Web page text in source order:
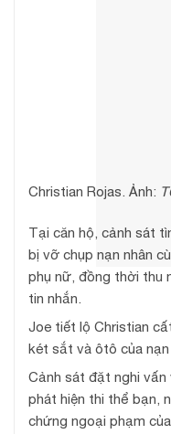
Christian Rojas. Ảnh:
Tại căn hộ, cảnh sát
bị vỡ chụp nạn nhân
phụ nữ, đồng thời thu
tin nhắn.
Joe tiết lộ Christian
két sắt và ôtô của nạn
Cảnh sát đặt nghi vấn
phát hiện thi thể bạn,
chứng ngoại phạm